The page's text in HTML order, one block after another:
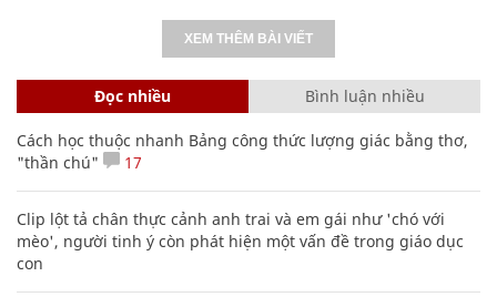
XEM THÊM BÀI VIẾT
Đọc nhiều Bình luận nhiều
Cách học thuộc nhanh Bảng công thức lượng giác bằng thơ,
"thần chú"
17
Clip lột tả chân thực cảnh anh trai và em gái như 'chó với
mèo', người tinh ý còn phát hiện một vấn đề trong giáo dục
con